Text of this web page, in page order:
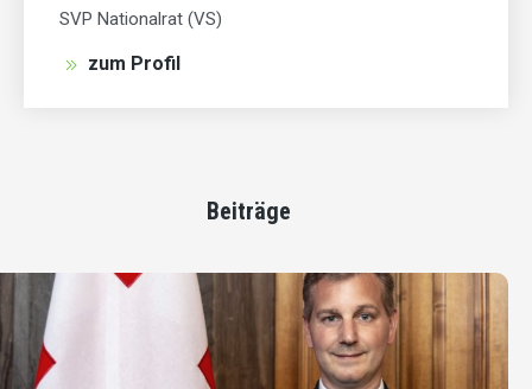
SVP Nationalrat (VS)
zum Profil
Beiträge